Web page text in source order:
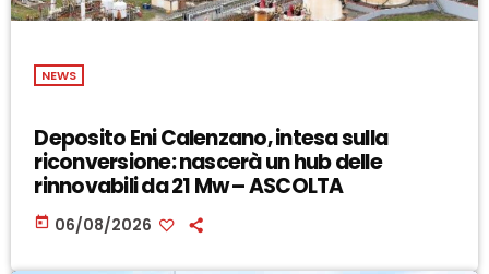
NEWS
Deposito Eni Calenzano, intesa sulla
riconversione: nascerà un hub delle
rinnovabili da 21 Mw – ASCOLTA
today 06/08/2026